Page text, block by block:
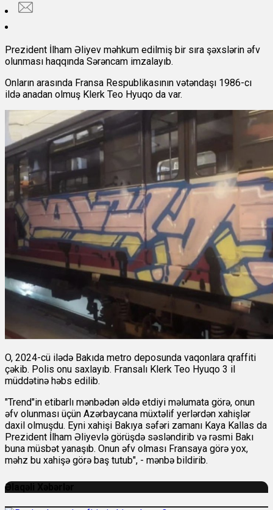
Prezident İlham Əliyev məhkum edilmiş bir sıra şəxslərin əfv
olunması haqqında Sərəncam imzalayıb.
Onların arasında Fransa Respublikasının vətəndaşı 1986-cı
ildə anadan olmuş Klerk Teo Hyuqo da var.
O, 2024-cü ilədə Bakıda metro deposunda vaqonlara qraffiti
çəkib. Polis onu saxlayıb. Fransalı Klerk Teo Hyuqo 3 il
müddətinə həbs edilib.
"Trend"in etibarlı mənbədən əldə etdiyi məlumata görə, onun
əfv olunması üçün Azərbaycana müxtəlif yerlərdən xahişlər
daxil olmuşdu. Eyni xahişi Bakıya səfəri zamanı Kaya Kallas da
Prezident İlham Əliyevlə görüşdə səsləndirib və rəsmi Bakı
buna müsbət yanaşıb. Onun əfv olması Fransaya görə yox,
məhz bu xahişə görə baş tutub", - mənbə bildirib.
Əlaqəli Xəbərlər